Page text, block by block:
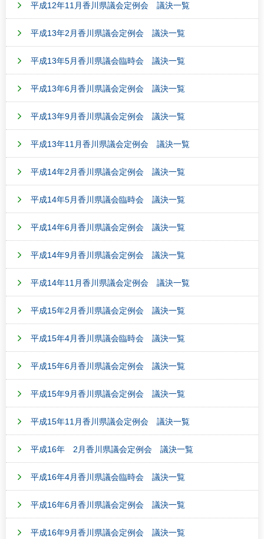
平成12年11月香川県議会定例会 議決一覧
平成13年2月香川県議会定例会 議決一覧
平成13年5月香川県議会臨時会 議決一覧
平成13年6月香川県議会定例会 議決一覧
平成13年9月香川県議会定例会 議決一覧
平成13年11月香川県議会定例会 議決一覧
平成14年2月香川県議会定例会 議決一覧
平成14年5月香川県議会臨時会 議決一覧
平成14年6月香川県議会定例会 議決一覧
平成14年9月香川県議会定例会 議決一覧
平成14年11月香川県議会定例会 議決一覧
平成15年2月香川県議会定例会 議決一覧
平成15年4月香川県議会臨時会 議決一覧
平成15年6月香川県議会定例会 議決一覧
平成15年9月香川県議会定例会 議決一覧
平成15年11月香川県議会定例会 議決一覧
平成16年 2月香川県議会定例会 議決一覧
平成16年4月香川県議会臨時会 議決一覧
平成16年6月香川県議会定例会 議決一覧
平成16年9月香川県議会定例会 議決一覧